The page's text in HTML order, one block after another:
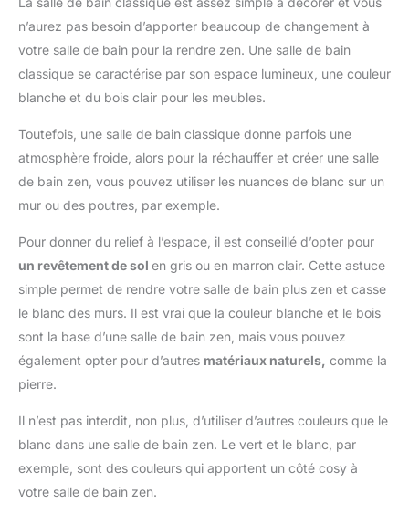
n’aurez pas besoin d’apporter beaucoup de changement à
votre salle de bain pour la rendre zen. Une salle de bain
classique se caractérise par son espace lumineux, une couleur
blanche et du bois clair pour les meubles.
Toutefois, une salle de bain classique donne parfois une
atmosphère froide, alors pour la réchauffer et créer une salle
de bain zen, vous pouvez utiliser les nuances de blanc sur un
mur ou des poutres, par exemple.
Pour donner du relief à l’espace, il est conseillé d’opter pour
un revêtement de sol en gris ou en marron clair. Cette astuce
simple permet de rendre votre salle de bain plus zen et casse
le blanc des murs. Il est vrai que la couleur blanche et le bois
sont la base d’une salle de bain zen, mais vous pouvez
également opter pour d’autres matériaux naturels, comme la
pierre.
Il n’est pas interdit, non plus, d’utiliser d’autres couleurs que le
blanc dans une salle de bain zen. Le vert et le blanc, par
exemple, sont des couleurs qui apportent un côté cosy à
votre salle de bain zen.